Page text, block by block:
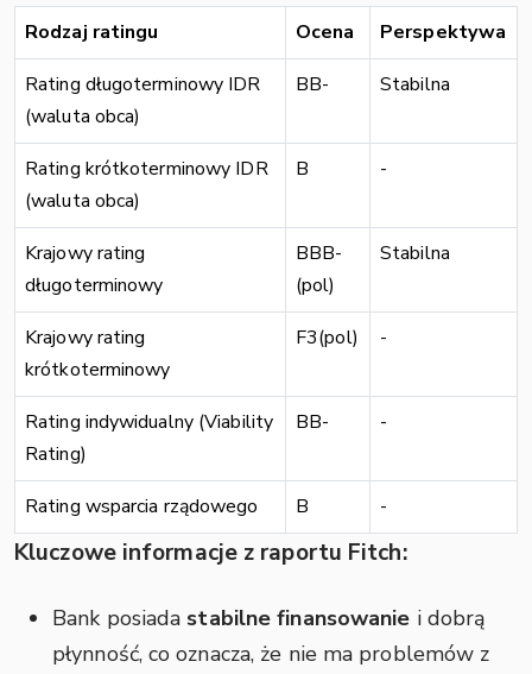
Rodzaj ratingu Ocena
Perspektywa
Rating długoterminowy IDR
(waluta obca)
BB- Stabilna
Rating krótkoterminowy IDR
(waluta obca)
B -
Krajowy rating
długoterminowy
BBB-
(pol)
Stabilna
Krajowy rating
krótkoterminowy
F3(pol) -
Rating indywidualny (Viability
Rating)
BB- -
Rating wsparcia rządowego B -
Kluczowe informacje z raportu Fitch:
Bank posiada stabilne finansowanie i dobrą
płynność, co oznacza, że nie ma problemów z